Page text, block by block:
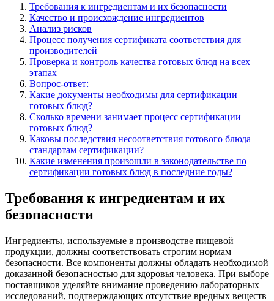
Требования к ингредиентам и их безопасности
Качество и происхождение ингредиентов
Анализ рисков
Процесс получения сертификата соответствия для
производителей
Проверка и контроль качества готовых блюд на всех
этапах
Вопрос-ответ:
Какие документы необходимы для сертификации
готовых блюд?
Сколько времени занимает процесс сертификации
готовых блюд?
Каковы последствия несоответствия готового блюда
стандартам сертификации?
Какие изменения произошли в законодательстве по
сертификации готовых блюд в последние годы?
Требования к ингредиентам и их
безопасности
Ингредиенты, используемые в производстве пищевой
продукции, должны соответствовать строгим нормам
безопасности. Все компоненты должны обладать необходимой
доказанной безопасностью для здоровья человека. При выборе
поставщиков уделяйте внимание проведению лабораторных
исследований, подтверждающих отсутствие вредных веществ